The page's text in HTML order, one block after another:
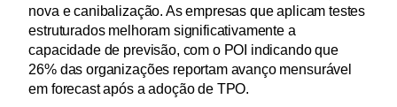
nova e canibalização. As empresas que aplicam testes
estruturados melhoram significativamente a
capacidade de previsão, com o POI indicando que
26% das organizações reportam avanço mensurável
em forecast após a adoção de TPO.